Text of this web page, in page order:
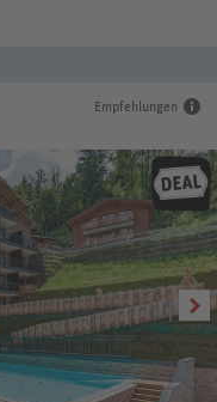
Empfehlungen